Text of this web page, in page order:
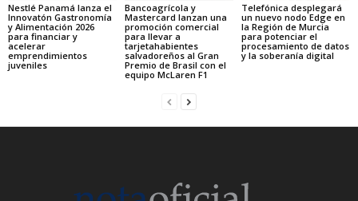
Nestlé Panamá lanza el
Innovatón Gastronomía
y Alimentación 2026
para financiar y
acelerar
emprendimientos
juveniles
Bancoagrícola y
Mastercard lanzan una
promoción comercial
para llevar a
tarjetahabientes
salvadoreños al Gran
Premio de Brasil con el
equipo McLaren F1
Telefónica desplegará
un nuevo nodo Edge en
la Región de Murcia
para potenciar el
procesamiento de datos
y la soberanía digital